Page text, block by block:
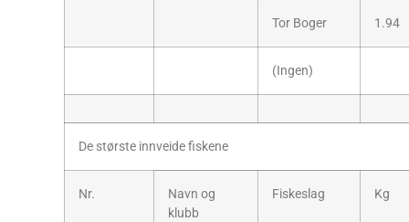
Tor Boger 1.94
(Ingen)
De største innveide fiskene
Nr.
Navn og
klubb
Fiskeslag Kg